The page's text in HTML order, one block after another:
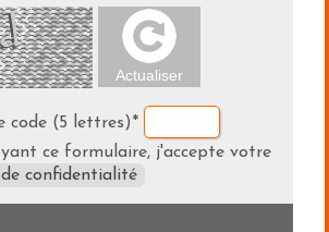
code (5 lettres)*
ce formulaire, j'accepte votre
confidentialité